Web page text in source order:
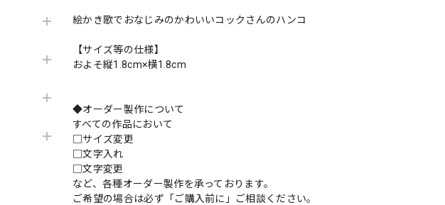
絵かき歌でおなじみのかわいいコックさんのハンコ
【サイズ等の仕様】
およそ縦1.8cm×横1.8cm
◆オーダー製作について
すべての作品において
□サイズ変更
□文字入れ
□文字変更
など、各種オーダー製作を承っております。
ご希望の場合は必ず「ご購入前に」ご相談ください。